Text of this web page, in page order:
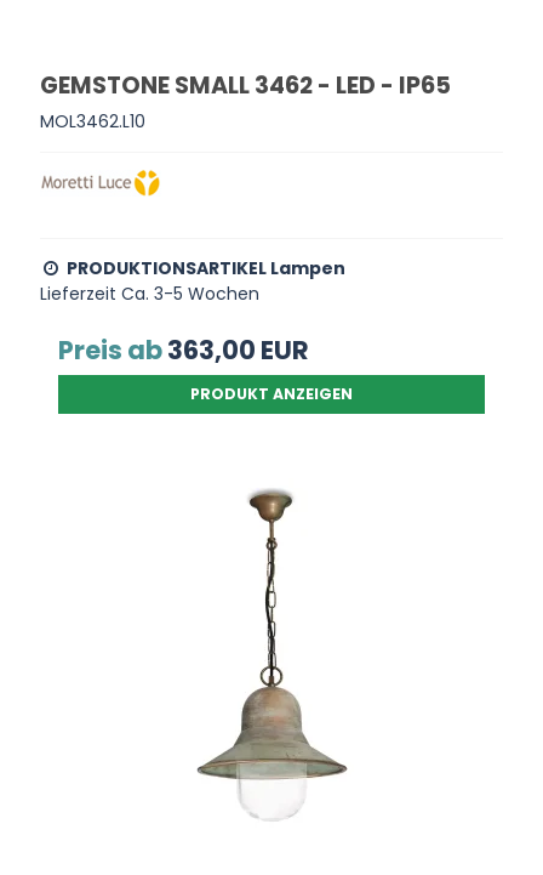
GEMSTONE SMALL 3462 - LED - IP65
MOL3462.L10
PRODUKTIONSARTIKEL Lampen
Lieferzeit Ca. 3-5 Wochen
Preis ab363,00 EUR
PRODUKT ANZEIGEN